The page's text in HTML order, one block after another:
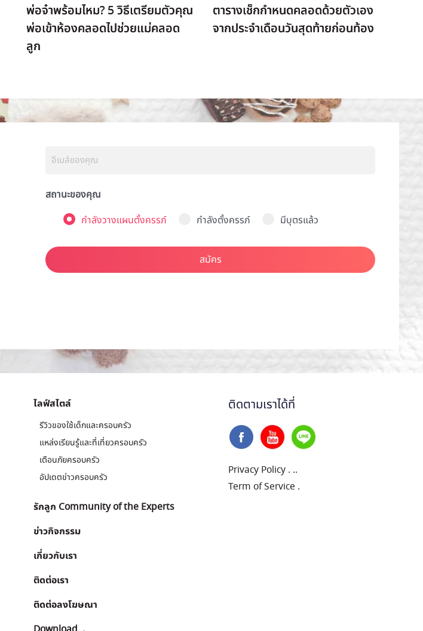
พ่อจ๋าพร้อมไหม? 5 วิธีเตรียมตัวคุณ
พ่อเข้าห้องคลอดไปช่วยแม่คลอด
ลูก
ตารางเช็กกำหนดคลอดด้วยตัวเอง
จากประจำเดือนวันสุดท้ายก่อนท้อง
สถานะของคุณ
กำลังวางแผนตั้งครรภ์
กำลังตั้งครรภ์ มีบุตรแล้ว
สมัคร
ไลฟ์สไตล์
รีวิวของใช้เด็กและครอบครัว
แหล่งเรียนรู้และที่เที่ยวครอบครัว
เตือนภัยครอบครัว
อัปเดตข่าวครอบครัว
รักลูก Community of the Experts
ข่าวกิจกรรม
เกี่ยวกับเรา
ติดต่อเรา
ติดต่อลงโฆษณา
ติดตามเราได้ที่
Privacy Policy . ..
Term of Service .